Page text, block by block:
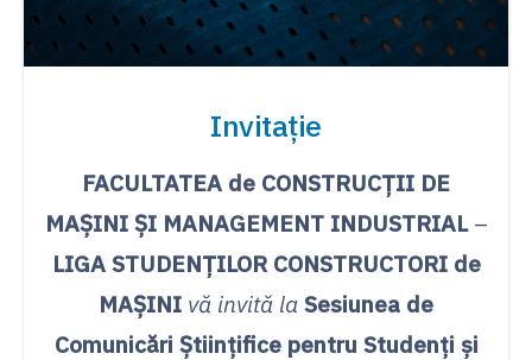
Invitație
FACULTATEA de CONSTRUCȚII DE
MAȘINI ȘI MANAGEMENT INDUSTRIAL–
LIGA STUDENȚILOR CONSTRUCTORI de
MAȘINI vă invită la Sesiunea de
Comunicări Științifice pentru Studenți și